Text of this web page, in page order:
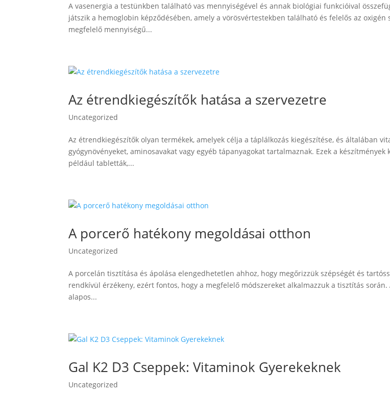
A vasenergia a testünkben található vas mennyiségével és annak biológiai funkcióival
játszik a hemoglobin képződésében, amely a vörösvértestekben található és felelős az oxigén
megfelelő mennyiségű...
Az étrendkiegészítők hatása a szervezetre
Uncategorized
Az étrendkiegészítők olyan termékek, amelyek célja a táplálkozás kiegészítése, és általában
gyógynövényeket, aminosavakat vagy egyéb tápanyagokat tartalmaznak. Ezek a
például tabletták,...
A porcerő hatékony megoldásai otthon
Uncategorized
A porcelán tisztítása és ápolása elengedhetetlen ahhoz, hogy megőrizzük szépségét és
rendkívül érzékeny, ezért fontos, hogy a megfelelő módszereket alkalmazzuk a tisztítás
alapos...
Gal K2 D3 Cseppek: Vitaminok Gyerekeknek
Uncategorized